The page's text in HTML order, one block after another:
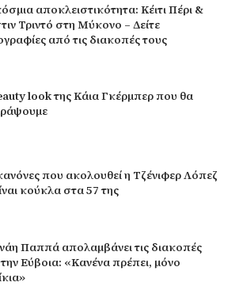
αποκλειστικότητα: Κέιτι Πέρι &
Τριντό στη Μύκονο – Δείτε
από τις διακοπές τους
look της Κάια Γκέρμπερ που θα
που ακολουθεί η Τζένιφερ Λόπεζ
κούκλα στα 57 της
Παππά απολαμβάνει τις διακοπές
Εύβοια: «Κανένα πρέπει, μόνο